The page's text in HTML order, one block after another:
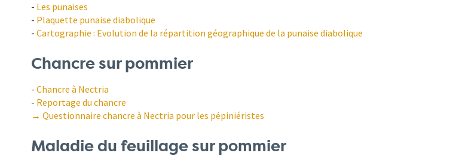
- Les punaises
- Plaquette punaise diabolique
- Cartographie : Evolution de la répartition géographique de la punaise diabolique
Chancre sur pommier
- Chancre à Nectria
- Reportage du chancre
→ Questionnaire chancre à Nectria pour les pépiniéristes
Maladie du feuillage sur pommier